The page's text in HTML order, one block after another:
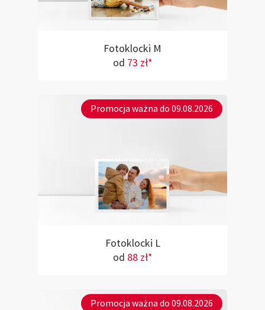
Fotoklocki M
od 73 zł*
Promocja ważna do 09.08.2026
Fotoklocki L
od 88 zł*
Promocja ważna do 09.08.2026